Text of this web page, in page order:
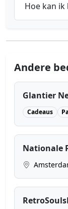
Hoe kan
Andere
Glantier
Cadeaus
Nationale